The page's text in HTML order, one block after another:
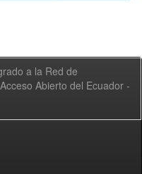
a la Red de
Abierto del Ecuador -